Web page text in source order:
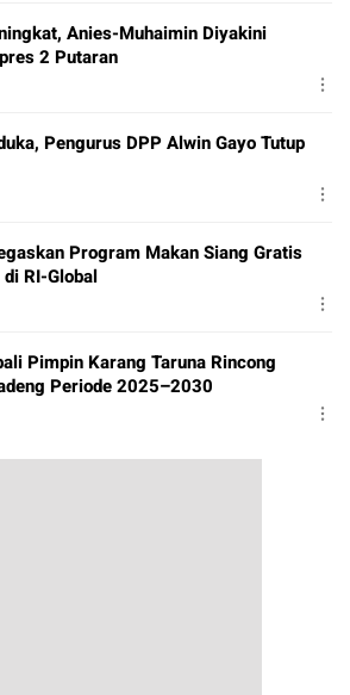
Anies-Muhaimin Diyakini
2 Putaran
Pengurus DPP Alwin Gayo Tutup
Program Makan Siang Gratis
RI-Global
Pimpin Karang Taruna Rincong
Periode 2025–2030